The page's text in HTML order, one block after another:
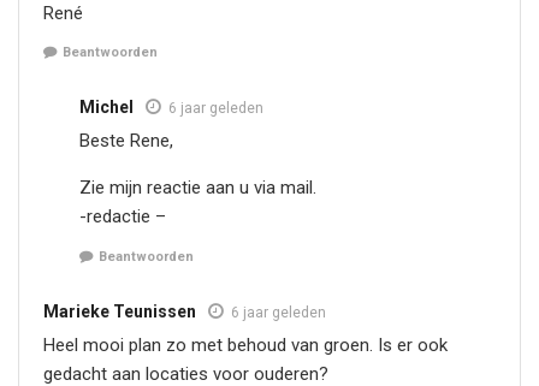
René
Beantwoorden
Michel 6 jaar geleden
Beste Rene,
Zie mijn reactie aan u via mail.
-redactie –
Beantwoorden
Marieke Teunissen 6 jaar geleden
Heel mooi plan zo met behoud van groen. Is er ook
gedacht aan locaties voor ouderen?